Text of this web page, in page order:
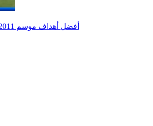
أفضل أهداف موسم 2011-2012 - الجزء الثاني